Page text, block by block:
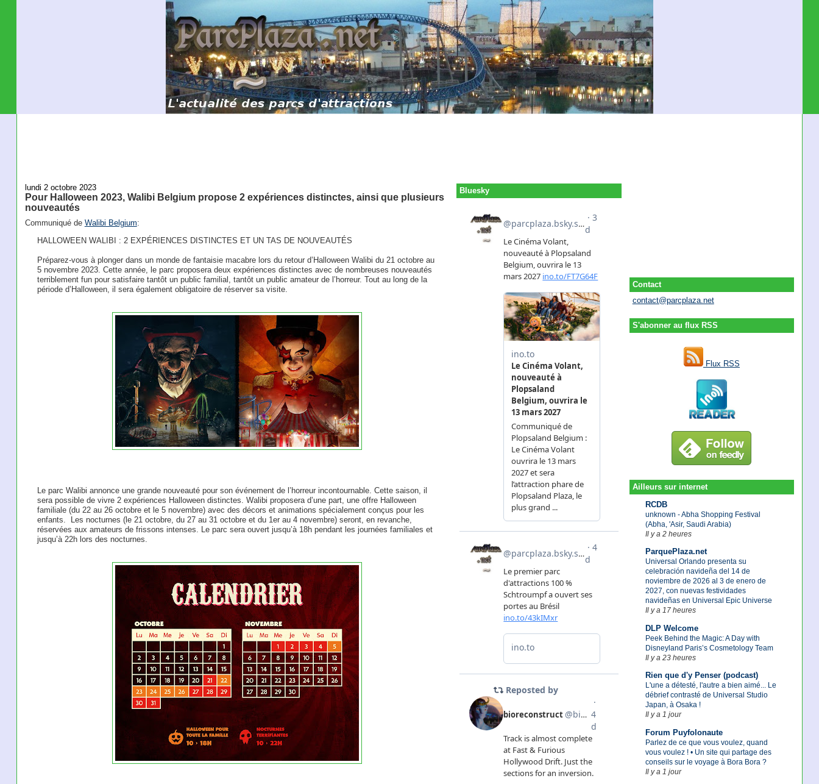
Contact
contact@parcplaza.net
S'abonner au flux RSS
Flux RSS
Ailleurs sur internet
RCDB
unknown - Abha Shopping Festival
(Abha, 'Asir, Saudi Arabia)
Il y a 2 heures
ParquePlaza.net
Universal Orlando presenta su
celebración navideña del 14 de
noviembre de 2026 al 3 de enero de
2027, con nuevas festividades
navideñas en Universal Epic Universe
Il y a 17 heures
DLP Welcome
Peek Behind the Magic: A Day with
Disneyland Paris’s Cosmetology Team
Il y a 23 heures
Rien que d'y Penser (podcast)
L'une a détesté, l'autre a bien aimé... Le
débrief contrasté de Universal Studio
Japan, à Osaka !
Il y a 1 jour
Forum Puyfolonaute
Parlez de ce que vous voulez, quand
vous voulez ! • Un site qui partage des
conseils sur le voyage à Bora Bora ?
Il y a 1 jour
lundi 2 octobre 2023
Pour Halloween 2023, Walibi Belgium propose 2 expériences distinctes, ainsi que plusieurs
nouveautés
Communiqué de Walibi Belgium:
HALLOWEEN WALIBI : 2 EXPÉRIENCES DISTINCTES ET UN TAS DE NOUVEAUTÉS
Préparez-vous à plonger dans un monde de fantaisie macabre lors du retour d’Halloween Walibi du 21 octobre au
5 novembre 2023. Cette année, le parc proposera deux expériences distinctes avec de nombreuses nouveautés
terriblement fun pour satisfaire tantôt un public familial, tantôt un public amateur de l’horreur. Tout au long de la
période d’Halloween, il sera également obligatoire de réserver sa visite.
Le parc Walibi annonce une grande nouveauté pour son événement de l’horreur incontournable. Cette saison, il
sera possible de vivre 2 expériences Halloween distinctes. Walibi proposera d’une part, une offre Halloween
familiale (du 22 au 26 octobre et le 5 novembre) avec des décors et animations spécialement conçus pour les
enfants. ​ Les nocturnes (le 21 octobre, du 27 au 31 octobre et du 1er au 4 novembre) seront, en revanche,
réservées aux amateurs de frissons intenses. Le parc sera ouvert jusqu’à 18h pendant les journées familiales et
jusqu’à 22h lors des nocturnes. ​
Bluesky